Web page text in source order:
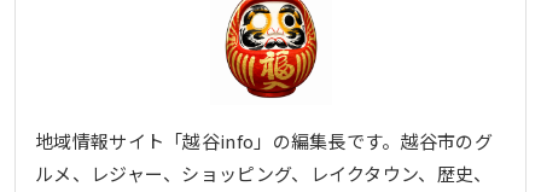
地域情報サイト「越谷info」の編集長です。越谷市のグ
ルメ、レジャー、ショッピング、レイクタウン、歴史、